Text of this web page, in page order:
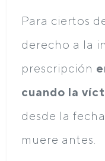
Para ciertos
derecho a la
prescripción
cuando la
desde la
muere antes.